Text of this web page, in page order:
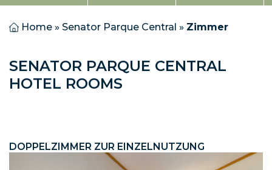
Home » Senator Parque Central » Zimmer
SENATOR PARQUE CENTRAL
HOTEL ROOMS
DOPPELZIMMER ZUR EINZELNUTZUNG